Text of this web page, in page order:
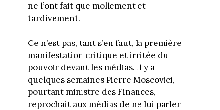
ne l’ont fait que mollement et
tardivement.
Ce n’est pas, tant s’en faut, la première
manifestation critique et irritée du
pouvoir devant les médias. Il y a
quelques semaines Pierre Moscovici,
pourtant ministre des Finances,
reprochait aux médias de ne lui parler